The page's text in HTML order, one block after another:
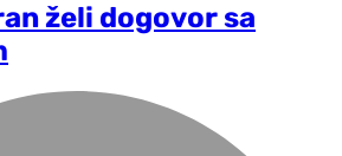
želi dogovor sa